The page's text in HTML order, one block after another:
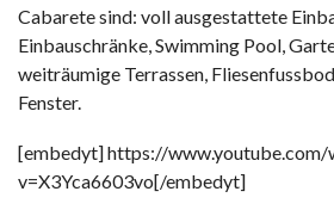
Cabarete sind: voll ausgestattete
Einbauschränke, Swimming Pool,
weiträumige Terrassen,
Fenster.
[embedyt] https://www.youtube.com/
v=X3Yca6603vo[/embedyt]